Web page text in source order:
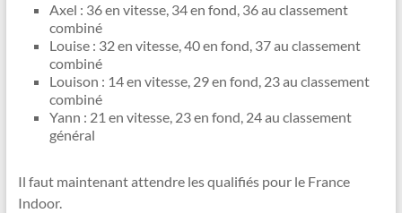
Axel : 36 en vitesse, 34 en fond, 36 au classement
combiné
Louise : 32 en vitesse, 40 en fond, 37 au classement
combiné
Louison : 14 en vitesse, 29 en fond, 23 au classement
combiné
Yann : 21 en vitesse, 23 en fond, 24 au classement
général
Il faut maintenant attendre les qualifiés pour le France
Indoor.